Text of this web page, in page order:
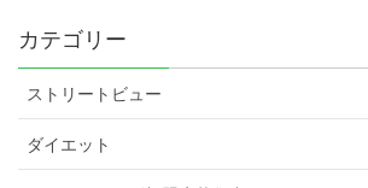
カテゴリー
ストリートビュー
ダイエット